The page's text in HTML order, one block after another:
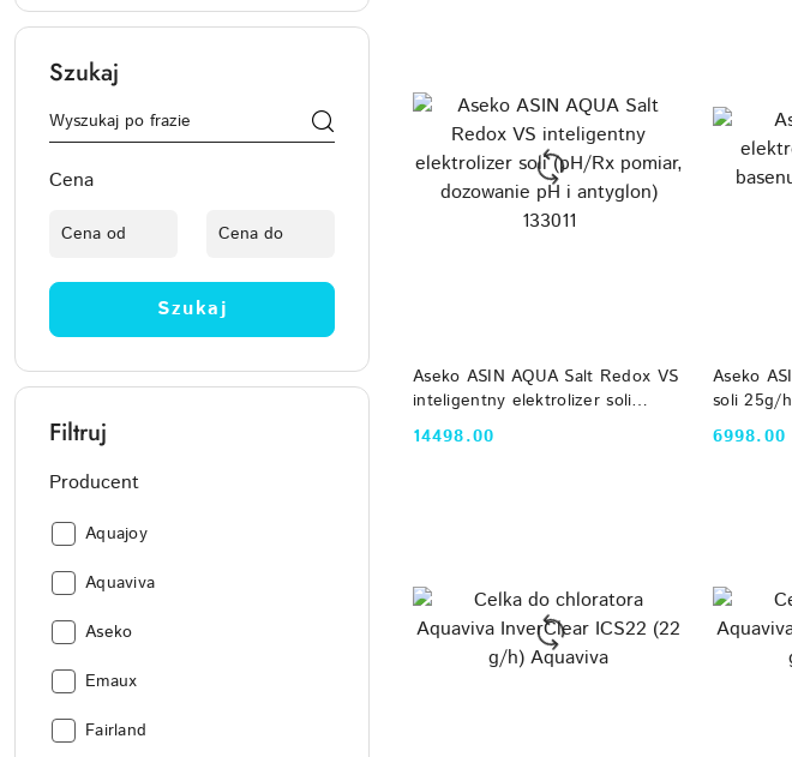
Szukaj
Cena
Szukaj
Filtruj
Producent
Producent:
Aquajoy
Producent:
Aquaviva
Producent:
Aseko
Producent:
Emaux
Producent:
Fairland
Aseko ASIN AQUA Salt Redox VS
inteligentny elektrolizer soli
(pH/Rx pomiar, dozowanie pH i
antyglon) 133011
Cena:
14498.00
DO KOSZYKA
Aseko
soli 25g/
solimetr
Cena:
6998.00